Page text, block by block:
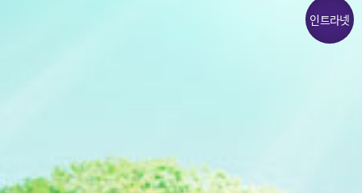
인트라넷